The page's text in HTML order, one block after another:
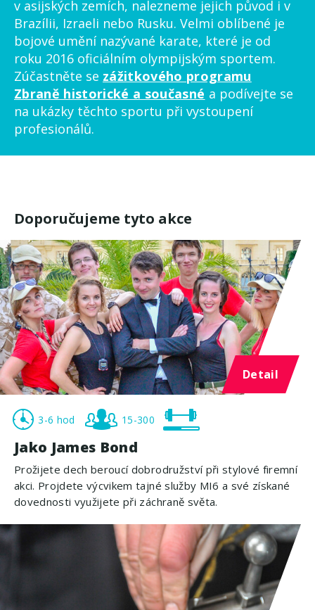
v asijských zemích, nalezneme jejich původ i v
Brazílii, Izraeli nebo Rusku. Velmi oblíbené je
bojové umění nazývané karate, které je od
roku 2016 oficiálním olympijským sportem.
Zúčastněte se zážitkového programu
Zbraně historické a současné a podívejte se
na ukázky těchto sportu při vystoupení
profesionálů.
Doporučujeme tyto akce
Detail
3-6 hod 15-300
Jako James Bond
Prožijete dech beroucí dobrodružství při stylové firemní
akci. Projdete výcvikem tajné služby MI6 a své získané
dovednosti využijete při záchraně světa.